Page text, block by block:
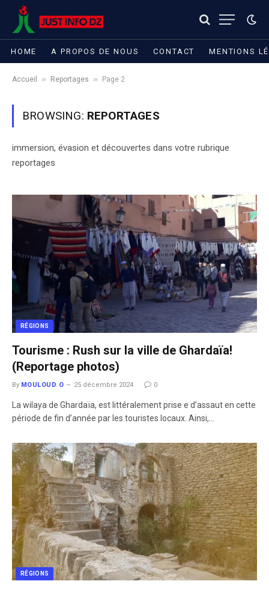
HOME A PROPOS DE NOUS CONTACT MENTIONS
Accueil » Reportages » Page 2
BROWSING: REPORTAGES
immersion, évasion et découvertes dans votre rubrique
reportages
RÉGIONS
Tourisme : Rush sur la ville de Ghardaïa!
(Reportage photos)
By MOULOUD O 25 décembre 2024 0
La wilaya de Ghardaïa, est littéralement prise e d’assaut en cette
période de fin d’année par les touristes locaux. Ainsi,…
RÉGIONS